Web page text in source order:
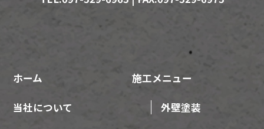
ホーム
当社について
施工メニュー
外壁塗装